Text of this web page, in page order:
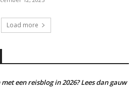
Load more
een reisblog in 2026? Lees dan gauw